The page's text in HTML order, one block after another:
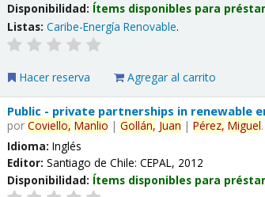
Disponibilidad: Ítems disponibles para
Listas: Caribe-Energía Renovable.
Hacer reserva Agregar al carrito
Public - private partnerships in renewable
porCoviello, Manlio |Gollán, Juan |Pérez, Miguel.
Idioma:Inglés
Editor:Santiago de Chile: CEPAL, 2012
Disponibilidad: Ítems disponibles para